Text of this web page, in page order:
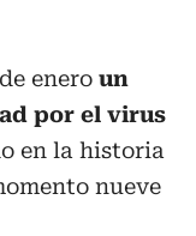
enero un
por el virus
en la historia
nueve